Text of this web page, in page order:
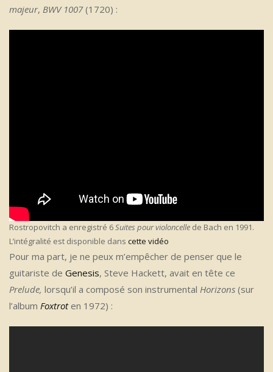
majeur, BWV 1007(1720) :
Rostropovitch a enregistré 6Suites pour violoncelle de Bach en 1991.
L’intégralité est disponible dans cette vidéo
Pour ma part, je ne peux m’empêcher de penser que le
guitariste de Genesis, Steve Hackett, avait en tête ce
Prelude, lorsqu’il a composé son instrumental Horizons (sur
l’album Foxtrot en 1972) :